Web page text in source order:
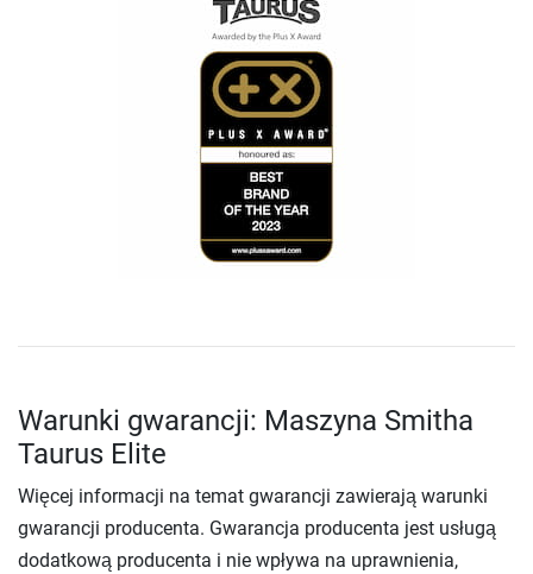
Warunki gwarancji: Maszyna Smitha
Taurus Elite
Więcej informacji na temat gwarancji zawierają warunki
gwarancji producenta. Gwarancja producenta jest usługą
dodatkową producenta i nie wpływa na uprawnienia,